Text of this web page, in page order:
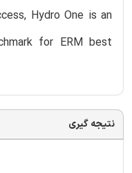
Hydro One is an
for ERM best
نتیجه گیری